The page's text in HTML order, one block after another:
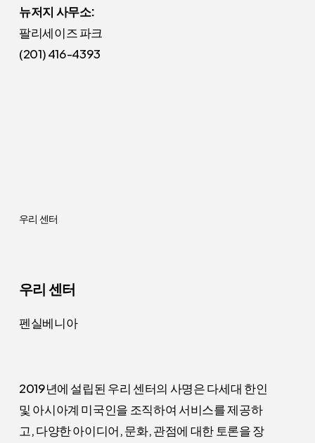
뉴저지 사무소:
팔리세이즈 파크
(201) 416-4393
우리 센터
우리 센터
펜실베니아
2019년에 설립된 우리 센터의 사명은 다세대 한인
및 아시아계 미국인을 조직하여 서비스를 제공하
고, 다양한 아이디어, 문화, 관점에 대한 토론을 장